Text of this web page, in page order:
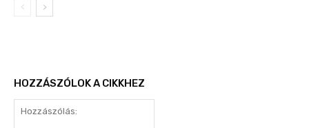
HOZZÁSZÓLOK A CIKKHEZ